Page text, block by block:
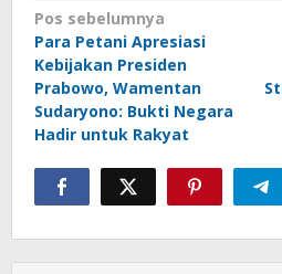
Navigasi
pos
Pos sebelumnya
Para Petani Apresiasi
Kebijakan Presiden
Prabowo, Wamentan
Sudaryono: Bukti Negara
Hadir untuk Rakyat